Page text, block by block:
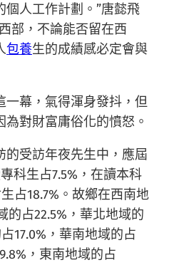
個人工作計劃。”唐懿飛
部，不論能否留在西
包養生的成績感必定會與
一幕，氣得渾身發抖，但
對財富庸俗化的憤怒。
的受訪年夜先生中，應屆
科生占7.5%，在讀本科
占18.7%。故鄉在西南地
的占22.5%，華北地域的
17.0%，華南地域的占
，東南地域的占